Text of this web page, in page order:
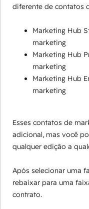
diferente de contatos
Marketing Hub
marketing
Marketing Hub
marketing
Marketing Hub
marketing
Esses contatos de
adicional, mas você
qualquer edição a
Após selecionar uma
rebaixar para uma
contrato.